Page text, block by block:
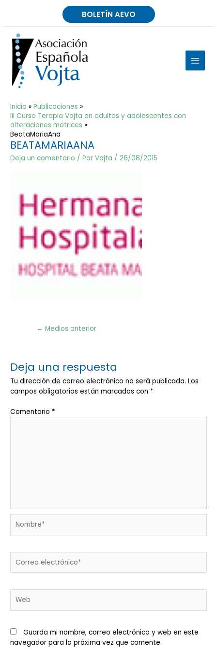
BOLETÍN AEVO
MAIN
Inicio
Publicaciones
III Curso Terapia Vojta en adultos y adolescentes con
alteraciones motrices
BeataMariaAna
BEATAMARIAANA
Deja un comentario / PorVojta /26/08/2015
Navegación
← Medios anterior
Deja una respuesta
Tu dirección de correo electrónico no será publicada. Los
campos obligatorios están marcados con *
Comentario *
electrónico*
Guarda mi nombre, correo electrónico y web en este
navegador para la próxima vez que comente.